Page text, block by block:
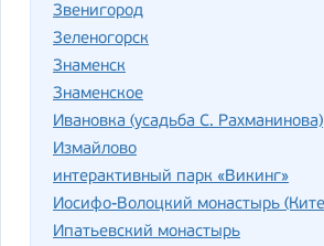
Звенигород
Зеленогорск
Знаменск
Знаменское
Ивановка (усадьба С. Рахманинова)
Измайлово
интерактивный парк «Викинг»
Иосифо-Волоцкий монастырь
Ипатьевский монастырь